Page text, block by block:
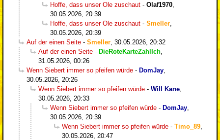
Hoffe, dass unser Ole zuschaut - Olaf1970
30.05.2026, 20:39
Hoffe, dass unser Ole zuschaut - Smeller
30.05.2026, 20:39
Auf der einen Seite - Smeller 30.05.2026, 20:32
Auf der einen Seite - DieRoteKarteZahlIch
31.05.2026, 00:26
Wenn Siebert immer so pfeifen würde - DomJay
30.05.2026, 20:26
Wenn Siebert immer so pfeifen würde - Will Kane
30.05.2026, 20:33
Wenn Siebert immer so pfeifen würde - DomJay
30.05.2026, 20:39
Wenn Siebert immer so pfeifen würde - Timo_89
30.05.2026, 20:47